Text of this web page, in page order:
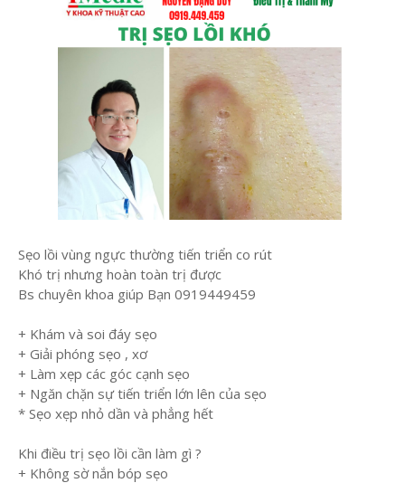
Sẹo lồi vùng ngực thường tiến triển co rút
Khó trị nhưng hoàn toàn trị được
Bs chuyên khoa giúp Bạn 0919449459
+ Khám và soi đáy sẹo
+ Giải phóng sẹo , xơ
+ Làm xẹp các góc cạnh sẹo
+ Ngăn chặn sự tiến triển lớn lên của sẹo
* Sẹo xẹp nhỏ dần và phẳng hết
Khi điều trị sẹo lồi cần làm gì ?
+ Không sờ nắn bóp sẹo